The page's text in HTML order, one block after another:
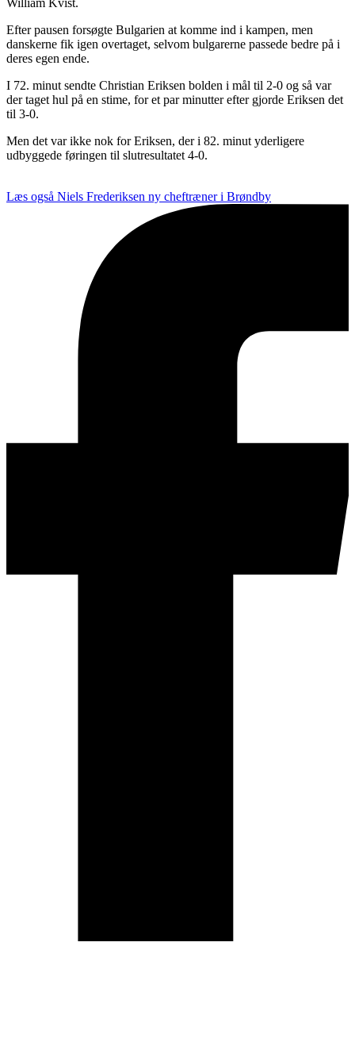
Efter pausen forsøgte Bulgarien at komme ind i kampen, men
danskerne fik igen overtaget, selvom bulgarerne passede bedre på i
deres egen ende.
I 72. minut sendte Christian Eriksen bolden i mål til 2-0 og så var
der taget hul på en stime, for et par minutter efter gjorde Eriksen det
til 3-0.
Men det var ikke nok for Eriksen, der i 82. minut yderligere
udbyggede føringen til slutresultatet 4-0.
Læs også Niels Frederiksen ny cheftræner i Brøndby